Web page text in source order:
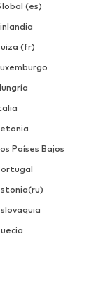
(es)
(fr)
Países Bajos